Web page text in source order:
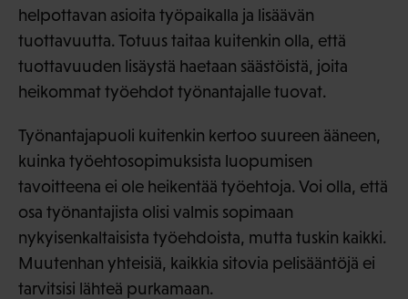
helpottavan asioita työpaikalla ja lisäävän
tuottavuutta. Totuus taitaa kuitenkin olla, että
tuottavuuden lisäystä haetaan säästöistä, joita
heikommat työehdot työnantajalle tuovat.
Työnantajapuoli kuitenkin kertoo suureen ääneen,
kuinka työehtosopimuksista luopumisen
tavoitteena ei ole heikentää työehtoja. Voi olla, että
osa työnantajista olisi valmis sopimaan
nykyisenkaltaisista työehdoista, mutta tuskin kaikki.
Muutenhan yhteisiä, kaikkia sitovia pelisääntöjä ei
tarvitsisi lähteä purkamaan.